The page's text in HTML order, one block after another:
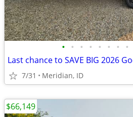
• • • • • • • •
7/31 Meridian, ID
$66,149